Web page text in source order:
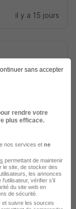
il y a 15 jours
cette
acceptez les
de la
site
sans accepter
rendre votre
plus efficace.
nos services et ne
permettant de maintenir
le site, de stocker des
les annonces
vérifier s'il
du site web en
de sécurité.
et suivre les sources